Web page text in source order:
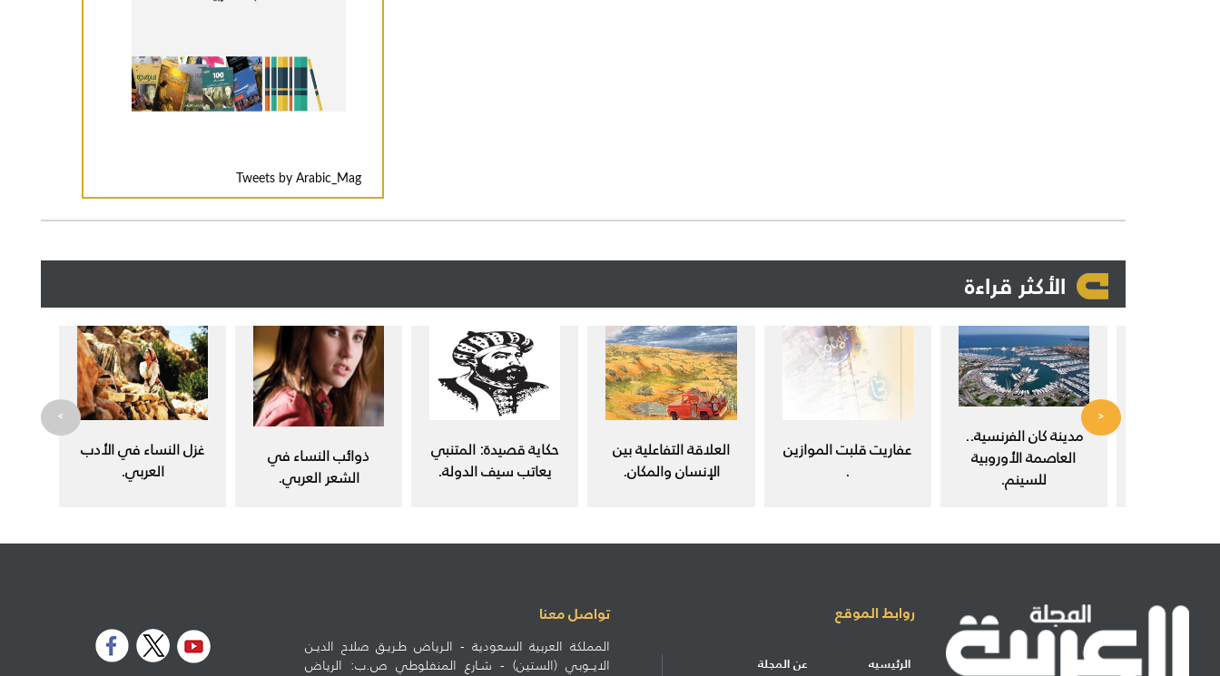
الأكثر قراءة
العربي.
الشعر العربي.
يعاتب سيف الدولة.
الإنسان والمكان.
.
مدينة كان الفرنسية..
العاصمة الأوروبية
للسينم.
إرسال مشاركة
الاشتراكات
الايــوبي (الستين) - شـارع المنفلوطي ص.ب: الرياض
5973 - الرمز البريدي: 11432 تلفون: 96614778990